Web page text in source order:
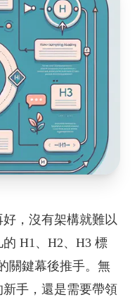
，沒有架構就難以
H1、H2、H3 標
關鍵幕後推手。無
手，還是需要帶領